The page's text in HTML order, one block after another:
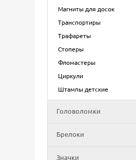
Магниты для досок
Транспортиры
Трафареты
Стоперы
Фломастеры
Циркули
Штампы детские
Головоломки
Брелоки
Значки